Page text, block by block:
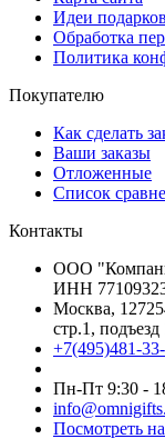
Идеи подарков
Обработка
Политика
Покупателю
Как сделать
Ваши заказы
Отложенные
Список
Контакты
ООО
ИНН
Москва,
стр.1,
+7(495)481-
Пн-Пт 9:30 -
Посмотреть